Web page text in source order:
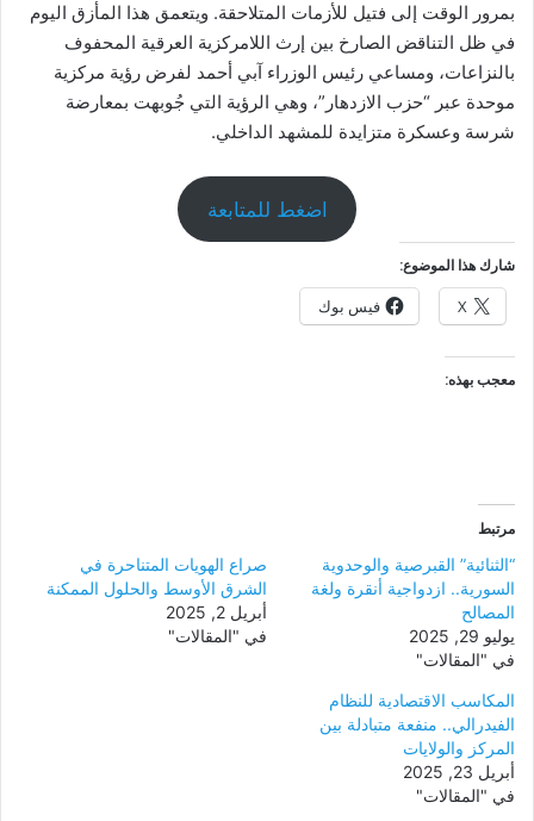
بمرور الوقت إلى فتيل للأزمات المتلاحقة. ويتعمق هذا المأزق اليوم
في ظل التناقض الصارخ بين إرث اللامركزية العرقية المحفوف
بالنزاعات، ومساعي رئيس الوزراء آبي أحمد لفرض رؤية مركزية
موحدة عبر “حزب الازدهار”، وهي الرؤية التي جُوبهت بمعارضة
شرسة وعسكرة متزايدة للمشهد الداخلي.
اضغط للمتابعة
شارك هذا الموضوع:
X فيس بوك
معجب بهذه:
مرتبط
“الثنائية” القبرصية والوحدوية
السورية.. ازدواجية أنقرة ولغة
المصالح
يوليو 29, 2025
في "المقالات"
صراع الهويات المتناحرة في
الشرق الأوسط والحلول الممكنة
أبريل 2, 2025
في "المقالات"
المكاسب الاقتصادية للنظام
الفيدرالي.. منفعة متبادلة بين
المركز والولايات
أبريل 23, 2025
في "المقالات"